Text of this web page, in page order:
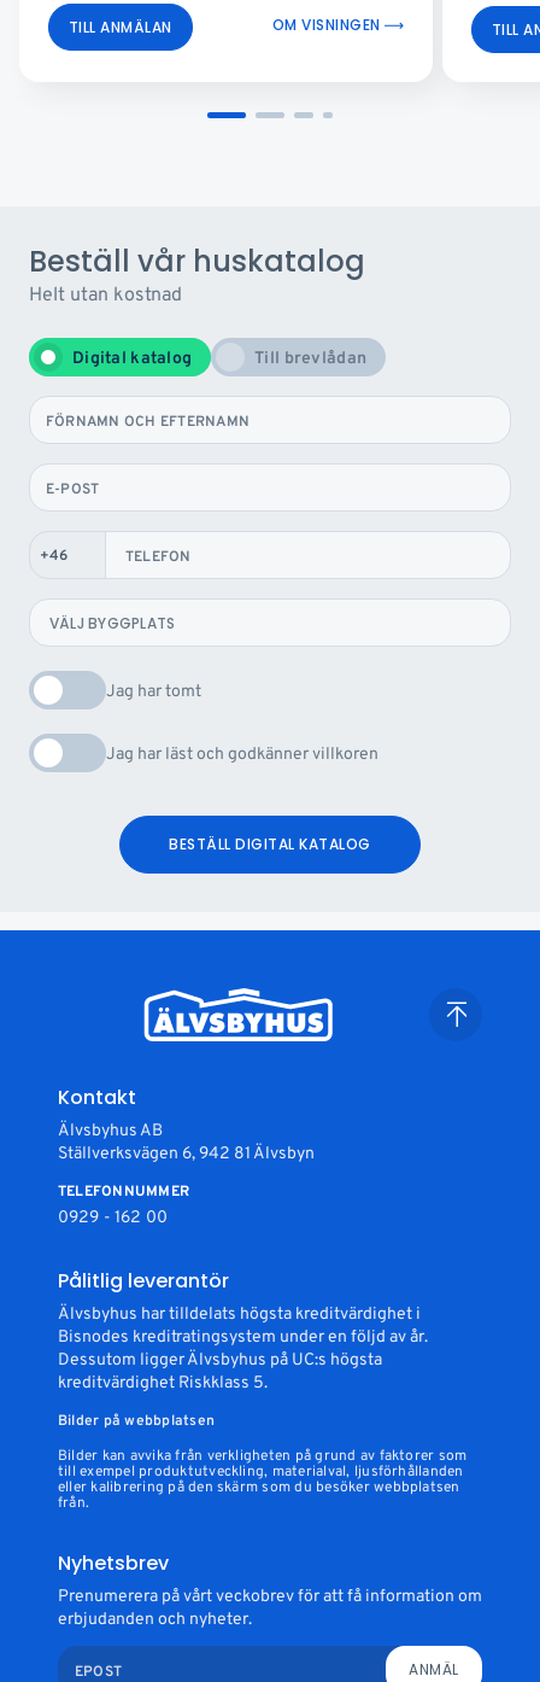
TILL ANMÄLAN OM VISNINGEN TILL
Beställ vår huskatalog
Helt utan kostnad
Digital katalog Till brevlådan
FÖRNAMN OCH EFTERNAMN
E-POST
TELEFON
Jag har tomt
Jag har läst och godkänner villkoren
BESTÄLL DIGITAL KATALOG
Kontakt
Älvsbyhus AB
Ställverksvägen 6, 942 81 Älvsbyn
TELEFONNUMMER
0929 - 162 00
Pålitlig leverantör
Älvsbyhus har tilldelats högsta kreditvärdighet i
Bisnodes kreditratingsystem under en följd av år.
Dessutom ligger Älvsbyhus på UC:s högsta
kreditvärdighet Riskklass 5.
Bilder på webbplatsen
Bilder kan avvika från verkligheten på grund av faktorer som
till exempel produktutveckling, materialval, ljusförhållanden
eller kalibrering på den skärm som du besöker webbplatsen
från.
Nyhetsbrev
Prenumerera på vårt veckobrev för att få information om
erbjudanden och nyheter.
EPOST ANMÄL